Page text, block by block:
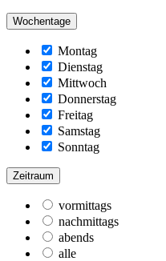
Wochentage
Montag
Dienstag
Mittwoch
Donnerstag
Freitag
Samstag
Sonntag
Zeitraum
vormittags
nachmittags
abends
alle